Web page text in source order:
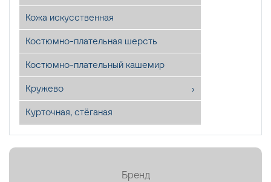
Кожа искусственная
Костюмно-плательная шерсть
Костюмно-плательный кашемир
Кружево
Курточная, стёганая
Лён
Бренд